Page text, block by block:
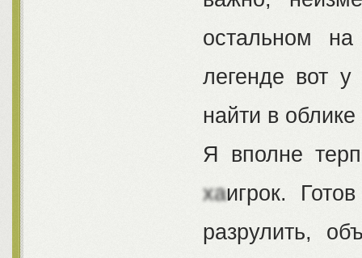
остальном
легенде вот
найти в
Я вполне
хаигрок.
разрулить,